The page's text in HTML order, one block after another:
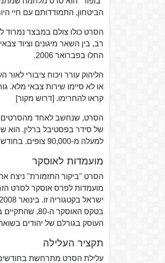
הביטחון, התמודדותם עם חיי
הסרט כולו צולם במבצר נמרוד
החלו בפברואר 2006.
הליהוק עורר ויכוח ציבורי
או לא סיימו שירות צבאי מלא.
קראו להחרימו. [דרוש מקור]
של סידר בפסטיבל ברלין. הוא
למעלה מ-90,000 צופים. בחודשיים הראשונים להקרנתו צפו ב"בופור" כ-280,000 צופים.
מועמדות לאוסקר
מועמדות לפרס אוסקר לסרט
העוסק בגורלם של יהודים
תקציר העלילה
עלילת הסרט מתרחשת בחודשים